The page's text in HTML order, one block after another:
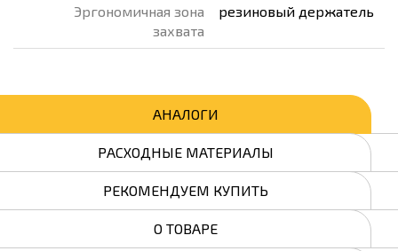
Эргономичная зона
захвата
резиновый держатель
АНАЛОГИ
РАСХОДНЫЕ МАТЕРИАЛЫ
РЕКОМЕНДУЕМ КУПИТЬ
О ТОВАРЕ